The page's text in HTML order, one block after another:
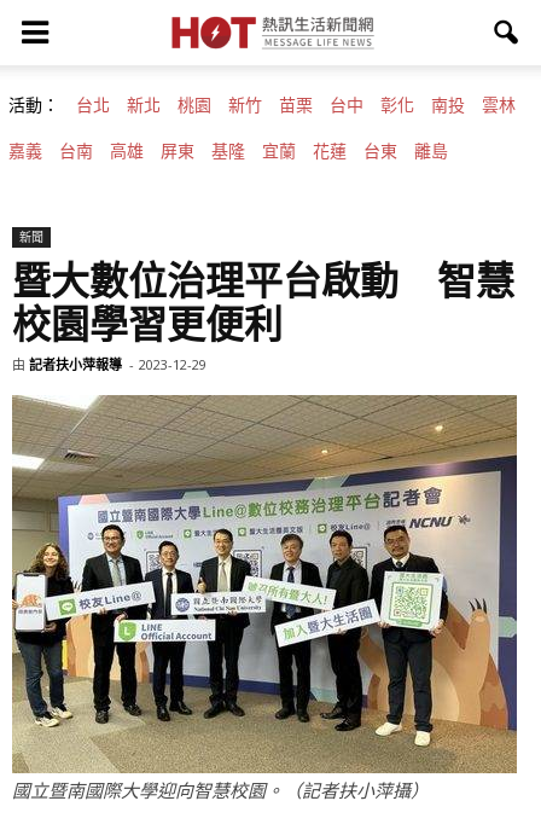
活動： 台北 新北 桃園 新竹 苗栗 台中 彰化 南投 雲林
嘉義 台南 高雄 屏東 基隆 宜蘭 花蓮 台東 離島
新聞
暨大數位治理平台啟動 智慧
校園學習更便利
由 記者扶小萍報導 - 2023-12-29
國立暨南國際大學迎向智慧校園。（記者扶小萍攝）